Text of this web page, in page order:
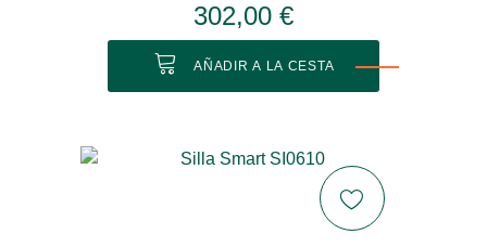
302,00 €
AÑADIR A LA CESTA